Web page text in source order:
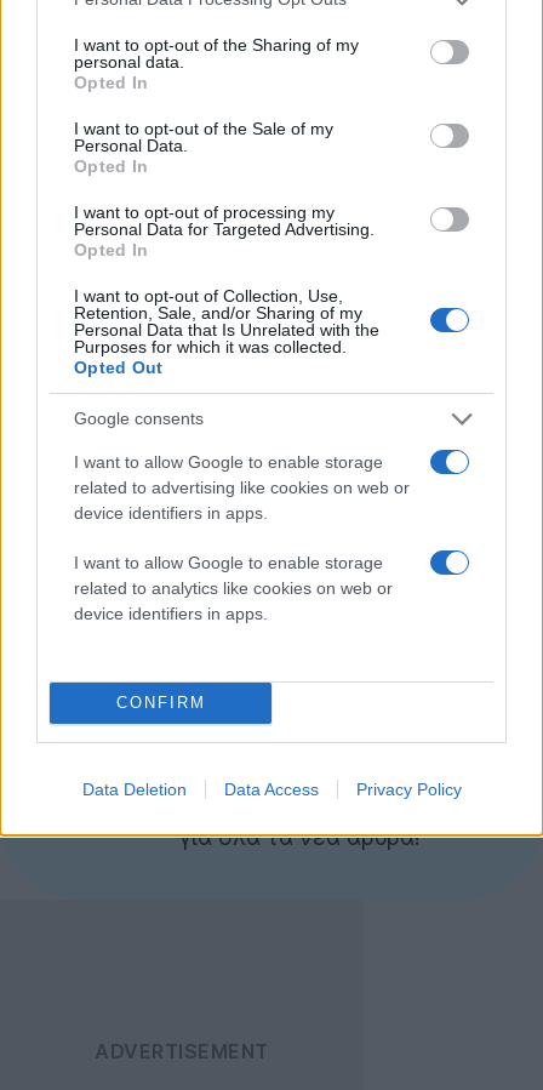
not limited to your visit or usage behaviour. You may click to
grant or deny consent to Google and its third-party tags to
use your data for below specified purposes in below Google
consent section.
I want to opt-out of the Sharing of my
personal data.
Opted In
I want to opt-out of the Sale of my
Personal Data.
Opted In
I want to opt-out of processing my
Personal Data for Targeted Advertising.
Opted In
I want to opt-out of Collection, Use,
Retention, Sale, and/or Sharing of my
Personal Data that Is Unrelated with the
Purposes for which it was collected.
Opted Out
Google consents
I want to allow Google to enable storage
related to advertising like cookies on web or
device identifiers in apps.
I want to allow Google to enable storage
related to analytics like cookies on web or
device identifiers in apps.
CONFIRM
Data Deletion Data Access Privacy Policy
χρήστες ΒlackΒerry συσκευών στις προαναφερθείσες
περιοχές. Ο λόγος ήταν ένα τεχνικό πρόβλημα που
προέκυψε στους servers της RIM στον Καναδά.
Οι εταιρείες κινητής τηλεφωνίας φρόντισαν να
ενημερώσουν εγκαίρως μέσωTwitter
τους κατόχους
BlackBerry συσκευών για το πρόβλημα, ενώ μετά από
"Ορισμένοι χρήστες σε Ευρώπη, Μέση
Ανατολή και Αφρική (EMEA)
αντιμετωπίζουν προβλήματα. Αυτή τη
στιγμή ερευνούμε το ζήτημα και ζητούμε
συγγνώμη για την αναστάτωση."
Σήμερα οι λειτουργίες έχουν αποκατασταθεί πλήρως,
ενώ πριν από λίγο έκανε την εμφάνιση της και η νέα
BlackBerry Tag
theregister.co.uk]
Ακολουθήστε το
Techgear.gr στο Google
News
ενημερώνεστε άμεσα
για όλα τα νέα άρθρα!